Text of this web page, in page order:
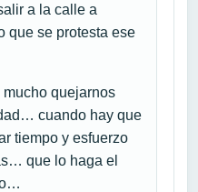
a la calle a
que se protesta ese
mucho quejarnos
cuando hay que
tiempo y esfuerzo
que lo haga el